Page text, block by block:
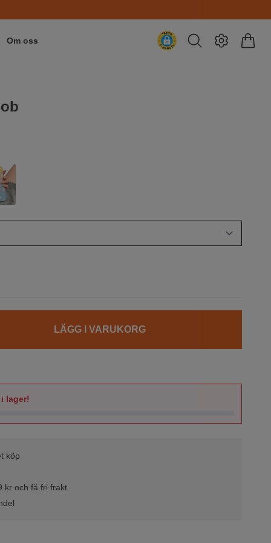
Om oss
LÄGG I VARUKORG
lager!
köp
kr och få fri frakt